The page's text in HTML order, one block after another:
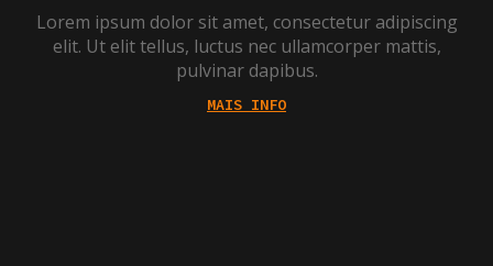
Lorem ipsum dolor sit amet, consectetur adipiscing
elit. Ut elit tellus, luctus nec ullamcorper mattis,
pulvinar dapibus.
MAIS INFO